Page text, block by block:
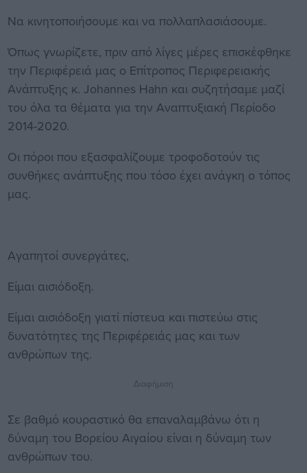
Να κινητοποιήσουμε και να πολλαπλασιάσουμε.
Όπως γνωρίζετε, πριν από λίγες μέρες επισκέφθηκε
την Περιφέρειά μας ο Επίτροπος Περιφερειακής
Ανάπτυξης κ. Johannes Hahn και συζητήσαμε μαζί
του όλα τα θέματα για την Αναπτυξιακή Περίοδο
2014-2020.
Οι πόροι που εξασφαλίζουμε τροφοδοτούν τις
συνθήκες ανάπτυξης που τόσο έχει ανάγκη ο τόπος
μας.
Αγαπητοί συνεργάτες,
Είμαι αισιόδοξη.
Είμαι αισιόδοξη γιατί πίστευα και πιστεύω στις
δυνατότητες της Περιφέρειάς μας και των
ανθρώπων της.
Διαφήμιση
Σε βαθμό κουραστικό θα επαναλαμβάνω ότι η
δύναμη του Βορείου Αιγαίου είναι η δύναμη των
ανθρώπων του.